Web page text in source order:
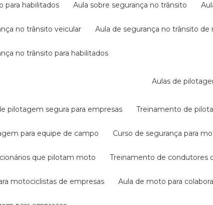
para habilitados aula sobre segurança no trânsito
no trânsito veicular aula de segurança no trânsito
no trânsito para habilitados
aulas de
pilotagem segura para empresas treinamento de
para equipe de campo curso de segurança para
que pilotam moto treinamento de condutores
motociclistas de empresas aula de moto para